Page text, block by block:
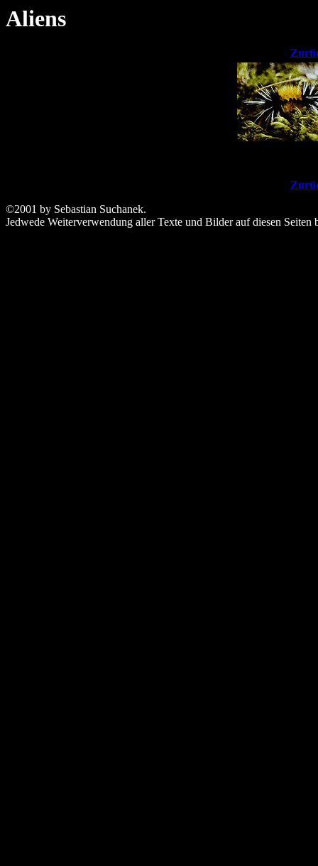
Aliens
©2001 by Sebastian Suchanek.
Jedwede Weiterverwendung aller Texte und Bilder auf diesen